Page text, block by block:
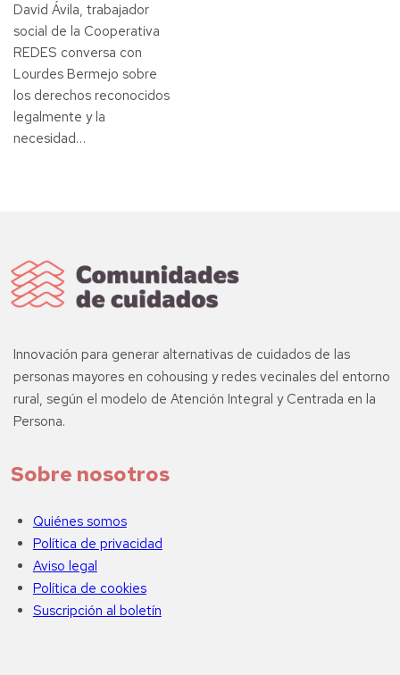
David Ávila, trabajador
social de la Cooperativa
REDES conversa con
Lourdes Bermejo sobre
los derechos reconocidos
legalmente y la
necesidad…
Innovación para generar alternativas de cuidados de las
personas mayores en cohousing y redes vecinales del entorno
rural, según el modelo de Atención Integral y Centrada en la
Persona.
Sobre nosotros
Quiénes somos
Política de privacidad
Aviso legal
Política de cookies
Suscripción al boletín